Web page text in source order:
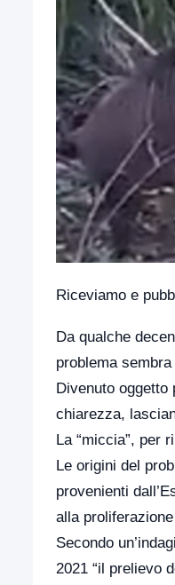
Riceviamo e
Da qualche
problema
Divenuto oggetto
chiarezza,
La “miccia”, per
Le origini del
provenienti
alla
Secondo
2021 “il prelievo